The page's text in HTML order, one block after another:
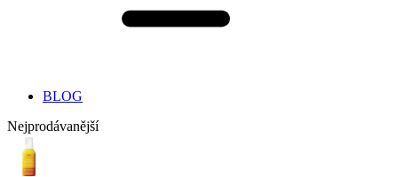
BLOG
Nejprodávanější